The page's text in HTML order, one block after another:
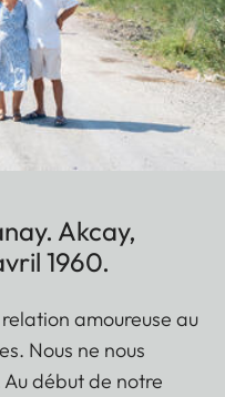
Akcay,
1960.
amoureuse au
Nous ne nous
début de notre